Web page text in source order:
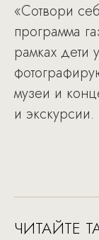
«Сотвори
программа
рамках дети
музеи и
и экскурсии.
ЧИТАЙТЕ